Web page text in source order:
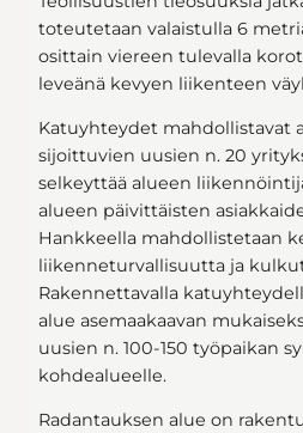
toteutetaan valaistulla 6
osittain viereen tulevalla
leveänä kevyen liikenteen
Katuyhteydet mahdollistavat
sijoittuvien uusien n. 20
selkeyttää alueen
alueen päivittäisten
Hankkeella mahdollistetaan
liikenneturvallisuutta ja
Rakennettavalla
alue asemaakaavan
uusien n. 100-150 työpaikan
kohdealueelle.
Radantauksen alue on